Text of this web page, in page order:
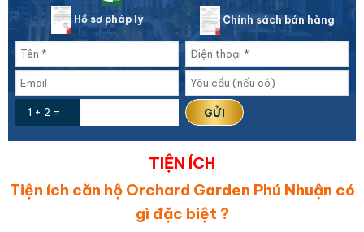
Hồ sơ pháp lý Chính sách bán hàng
1 + 2 =
TIỆN ÍCH
Tiện ích căn hộ Orchard Garden Phú Nhuận có
gì đặc biệt ?